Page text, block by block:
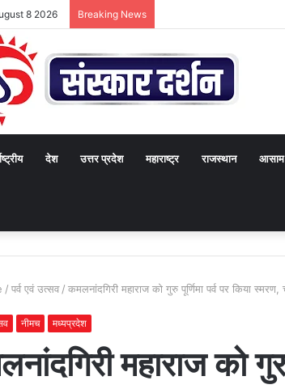
8 2026 Breaking News
देश उत्तर प्रदेश महाराष्ट्र राजस्थान आसाम
/ पर्व एवं उत्सव / कमलनांदगिरी महाराज को गुरु पूर्णिमा पर्व पर किया
नीमच मध्यप्रदेश
महाराज को गुरु